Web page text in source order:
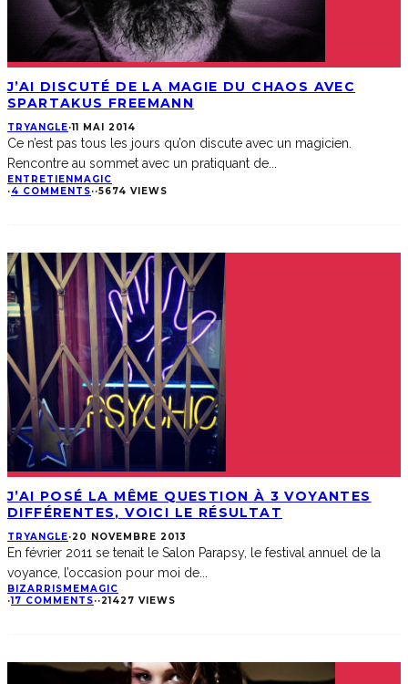
J’AI DISCUTÉ DE LA MAGIE DU CHAOS AVEC
SPARTAKUS FREEMANN
TRYANGLE·11 MAI 2014
Ce n’est pas tous les jours qu’on discute avec un magicien.
Rencontre au sommet avec un pratiquant de
ENTRETIEN MAGIC
·4 COMMENTS··5674 VIEWS
J’AI POSÉ LA MÊME QUESTION À 3 VOYANTES
DIFFÉRENTES, VOICI LE RÉSULTAT
TRYANGLE·20 NOVEMBRE 2013
En février 2011 se tenait le Salon Parapsy, le festival annuel de la
voyance, l’occasion pour moi de...
BIZARRISME MAGIC
·17 COMMENTS··21427 VIEWS